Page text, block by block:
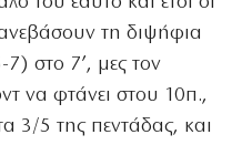
τη διψήφια
στο 7’, μες τον
να φτάνει στου 10π.,
3/5 της πεντάδας, και